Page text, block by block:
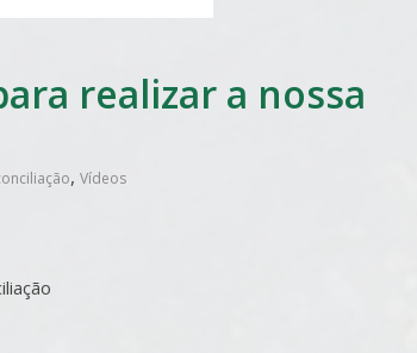
realizar a nossa
, Vídeos